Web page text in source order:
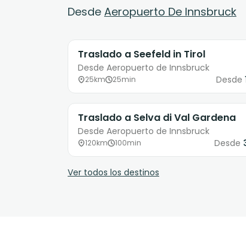
Desde Aeropuerto De Innsbruck
Traslado a Seefeld in Tirol
Desde Aeropuerto de Innsbruck
25km 25min Desde
Traslado a Selva di Val Gardena
Desde Aeropuerto de Innsbruck
120km 100min Desde
Ver todos los destinos